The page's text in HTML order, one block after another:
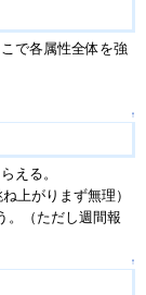
で各属性全体を強
↑
える。
上がりまず無理）
。（ただし週間報
↑